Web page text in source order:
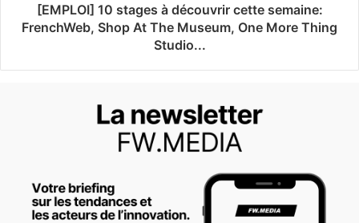
[EMPLOI] 10 stages à découvrir cette semaine:
FrenchWeb, Shop At The Museum, One More Thing
Studio...